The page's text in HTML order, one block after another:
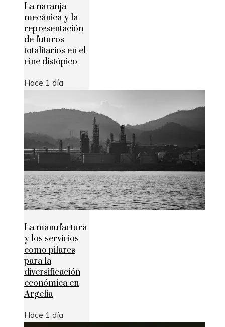
La naranja
mecánica y la
representación
de futuros
totalitarios en el
cine distópico
Hace 1 día
La manufactura
y los servicios
como pilares
para la
diversificación
económica en
Argelia
Hace 1 día